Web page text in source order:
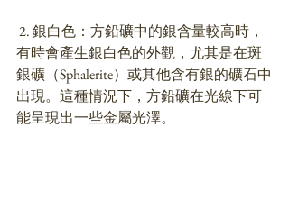
有時會產生銀白色的外觀，尤其是在斑
銀礦（Sphalerite）或其他含有銀的礦石中
出現。這種情況下，方鉛礦在光線下可
能呈現出一些金屬光澤。